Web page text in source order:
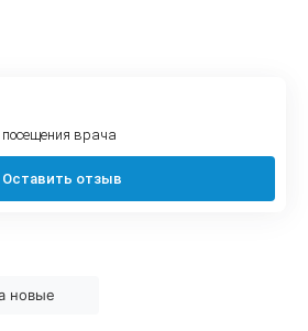
новые
врача
Оставить отзыв